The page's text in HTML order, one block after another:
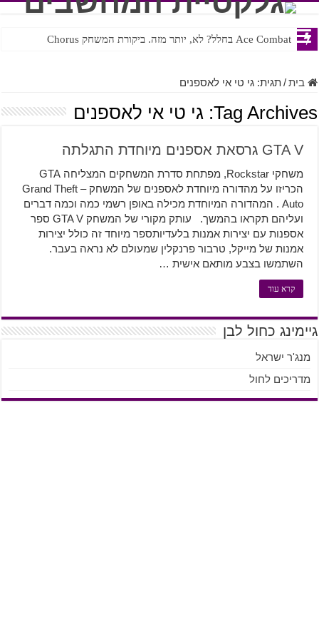
Ace Combat בחלל? לא, יותר מזה. ביקורת המשחק Chorus
בית/תגית:גי טי אי לאספנים
Tag Archives: גי טי אי לאספנים
GTA V גרסאת אספנים מיוחדת התגלתה
משחקי Rockstar, מפתחת סדרת המשחקים המצליחה GTA
הכריזו על מהדורה מיוחדת לאספנים של המשחק – Grand Theft
Auto . המהדורה המיוחדת מכילה באופן רשמי כמה וכמה דברים
ועליהם תקראו בהמשך. עותק מקורי של המשחק GTA V ספר
אספנות עם יצירות אמנות בלעדיותספר מיוחד זה כולל יצירות
אמנות של מייקל, טרבור פרנקלין שמעולם לא נראה בעבר.
השתמשו בצבע מותאם אישית …
קרא עוד
גיימינג כחול לבן
מנג'ר ישראל
מדריכים לחול